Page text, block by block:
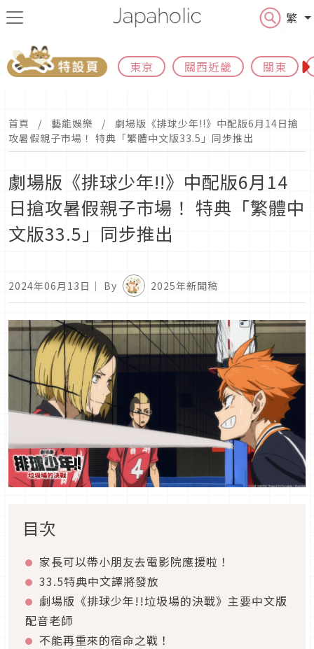
繁
東京 關西近畿 關東
首頁 藝能娛樂
劇場版《排球少年!!》中配版6月14日搶
攻暑假親子市場！ 特典「繁體中文版33.5」同步推出
劇場版《排球少年!!》中配版6月14
日搶攻暑假親子市場！ 特典「繁體中
文版33.5」同步推出
2024年06月13日 ｜ By 2025年新聞稿
目次
家長可以帶小朋友去電影院應援啦！
33.5特典中文譯將發放
劇場版《排球少年!!垃圾場的決戰》 主要中文版
配音老師
不能再重來的宿命之戰！